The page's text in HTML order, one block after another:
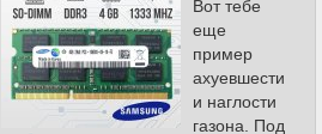
Вот тебе
еще
пример
ахуевшести
и наглости
газона. Под